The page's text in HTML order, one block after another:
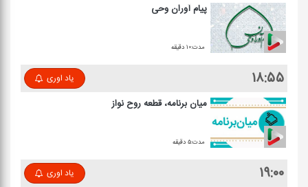
پیام آوران وحی
مدت:۱۰ دقیقه
۱۸:۵۵ یاد اوری
میان برنامه، قطعه روح نواز
مدت:۵ دقیقه
۱۹:۰۰ یاد اوری